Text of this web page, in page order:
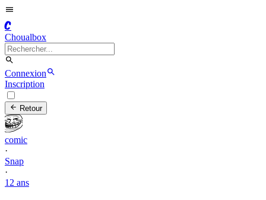
C
Choualbox
Connexion
Inscription
Retour
comic
·
Snap
·
12 ans